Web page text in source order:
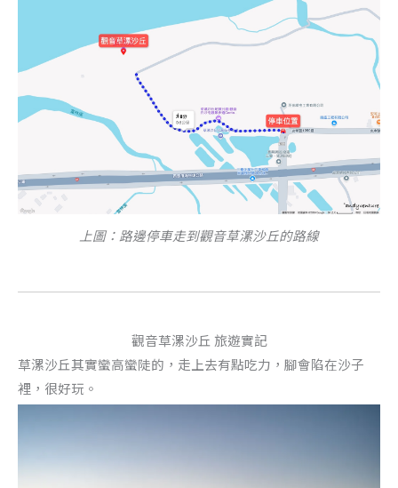
上圖：路邊停車走到觀音草漯沙丘的路線
觀音草漯沙丘 旅遊實記
草漯沙丘其實蠻高蠻陡的，走上去有點吃力，腳會陷在沙子
裡，很好玩。